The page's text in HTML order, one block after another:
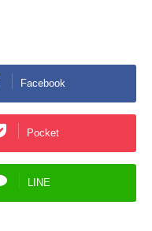
Facebook
Pocket
LINE